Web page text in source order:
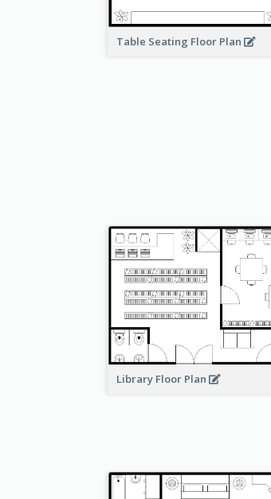
Table Seating Floor Plan
Library Floor Plan